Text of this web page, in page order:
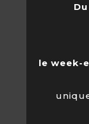
le week-